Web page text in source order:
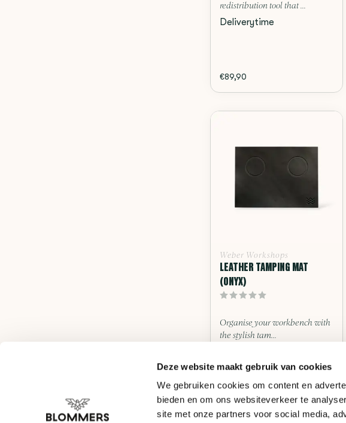
Deze website maakt gebruik van cookies
We gebruiken cookies om content en
bieden en om ons websiteverkeer te
site met onze partners voor social media,
redistribution tool that ...
Deliverytime
€89,90
Weber Workshops
LEATHER TAMPING MAT
(ONYX)
Organise your workbench with
the stylish tam...
€49,90